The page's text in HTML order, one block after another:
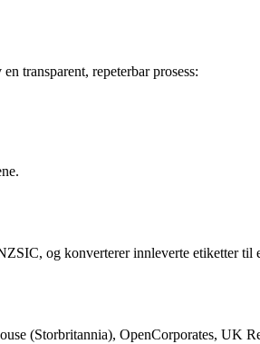
transparent, repeterbar prosess:
og konverterer innleverte etiketter til
(Storbritannia), OpenCorporates, UK